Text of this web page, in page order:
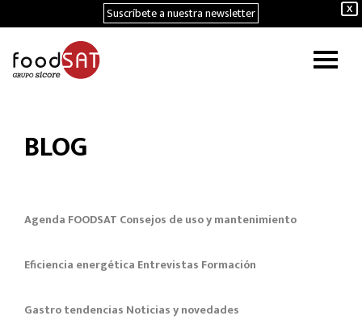
X
Suscríbete a nuestra newsletter
BLOG
Agenda FOODSAT Consejos de uso y mantenimiento
Eficiencia energética Entrevistas Formación
Gastro tendencias Noticias y novedades